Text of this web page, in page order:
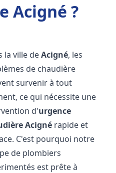
Acigné ?
la ville deAcigné, les
de chaudière
survenir à tout
ce qui nécessite une
d'urgence
Acigné rapide et
C'est pourquoi notre
de plombiers
est prête à